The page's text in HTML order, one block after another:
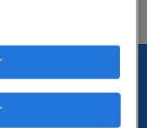
un emploi
offres :